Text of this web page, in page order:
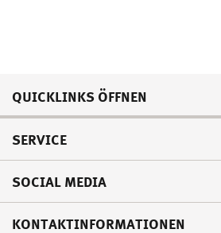
QUICKLINKS ÖFFNEN
SERVICE
SOCIAL MEDIA
KONTAKTINFORMATIONEN